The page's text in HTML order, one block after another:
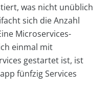
was nicht unüblich
sich die Anzahl
Microservices-
einmal mit
gestartet ist, ist
fünfzig Services